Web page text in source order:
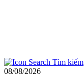
Tìm kiếm
08/08/2026